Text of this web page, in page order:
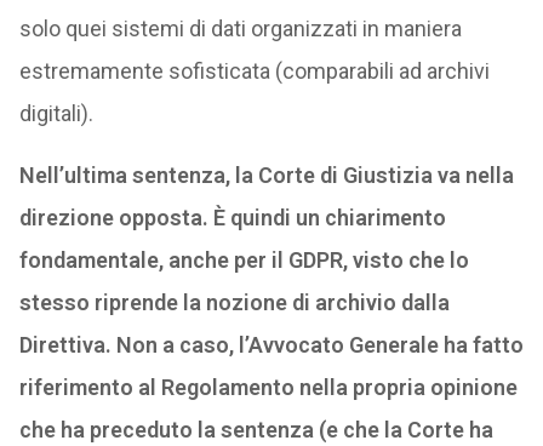
solo quei sistemi di dati organizzati in maniera
estremamente sofisticata (comparabili ad archivi
digitali).
Nell’ultima sentenza, la Corte di Giustizia va nella
direzione opposta. È quindi un chiarimento
fondamentale, anche per il GDPR, visto che lo
stesso riprende la nozione di archivio dalla
Direttiva. Non a caso, l’Avvocato Generale ha fatto
riferimento al Regolamento nella propria opinione
che ha preceduto la sentenza (e che la Corte ha